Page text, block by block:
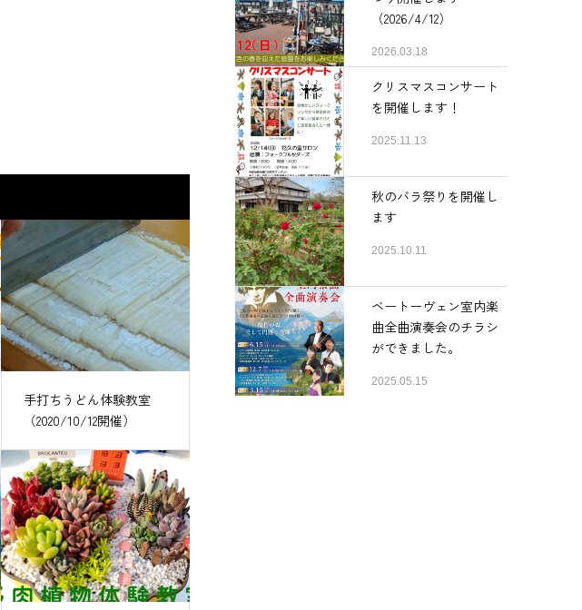
手打ちうどん体験教室
（2020/10/12開催）
（2026/4/12）
2026.03.18
クリスマスコンサート
を開催します！
2025.11.13
秋のバラ祭りを開催し
ます
2025.10.11
ベートーヴェン室内楽
曲全曲演奏会のチラシ
ができました。
2025.05.15